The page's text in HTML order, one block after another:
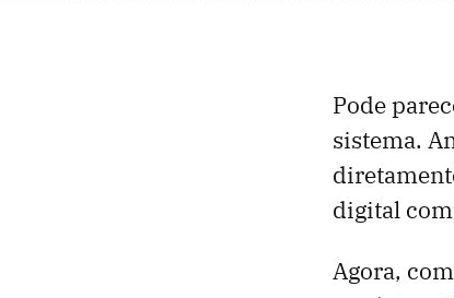
Pode
sistema.
digital
Agora,